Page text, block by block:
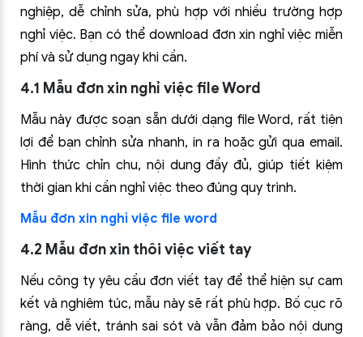
nghiệp, dễ chỉnh sửa, phù hợp với nhiều trường hợp
nghỉ việc. Bạn có thể download đơn xin nghỉ việc miễn
phí và sử dụng ngay khi cần.
4.1 Mẫu đơn xin nghỉ việc file Word
Mẫu này được soạn sẵn dưới dạng file Word, rất tiện
lợi để bạn chỉnh sửa nhanh, in ra hoặc gửi qua email.
Hình thức chỉn chu, nội dung đầy đủ, giúp tiết kiệm
thời gian khi cần nghỉ việc theo đúng quy trình.
Mẫu đơn xin nghỉ việc file word
4.2 Mẫu đơn xin thôi việc viết tay
Nếu công ty yêu cầu đơn viết tay để thể hiện sự cam
kết và nghiêm túc, mẫu này sẽ rất phù hợp. Bố cục rõ
ràng, dễ viết, tránh sai sót và vẫn đảm bảo nội dung